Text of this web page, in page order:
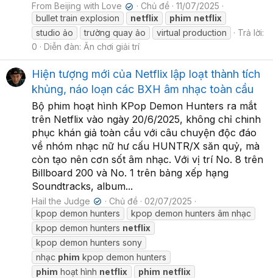
From Beijing with Love ✔ Chủ đề
11/07/2025
bullet train explosion
netflix phim netflix
studio ảo
trường quay ảo virtual production
Trả lời:
0
Diễn đàn: Ăn chơi giải trí
Hiện tượng mới của Netflix lập loạt thành tích
khủng, náo loạn các BXH âm nhạc toàn cầu
Bộ phim hoạt hình KPop Demon Hunters ra mắt
trên Netflix vào ngày 20/6/2025, không chỉ chinh
phục khán giả toàn cầu với câu chuyện độc đáo
về nhóm nhạc nữ hư cấu HUNTR/X săn quỷ, mà
còn tạo nên cơn sốt âm nhạc. Với vị trí No. 8 trên
Billboard 200 và No. 1 trên bảng xếp hạng
Soundtracks, album...
Hail the Judge ✔ Chủ đề
02/07/2025
kpop demon hunters
kpop demon hunters âm nhạc
kpop demon hunters netflix
kpop demon hunters sony
nhạc phim kpop demon hunters
phim hoạt hình netflix phim netflix